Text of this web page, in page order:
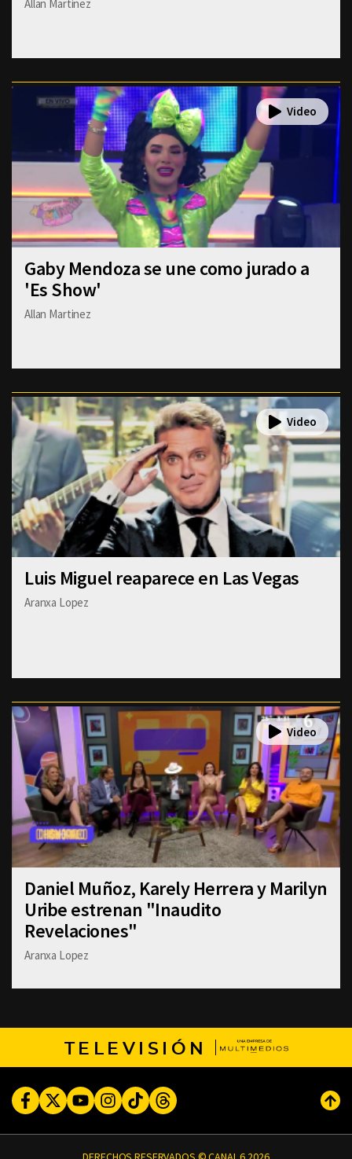
Allan Martinez
Gaby Mendoza se une como jurado a
'Es Show'
Allan Martinez
Luis Miguel reaparece en Las Vegas
Aranxa Lopez
Daniel Muñoz, Karely Herrera y Marilyn
Uribe estrenan "Inaudito
Revelaciones"
Aranxa Lopez
TELEVISIÓN
FacebookTwitterYoutubeInstagram
TikTokThreads